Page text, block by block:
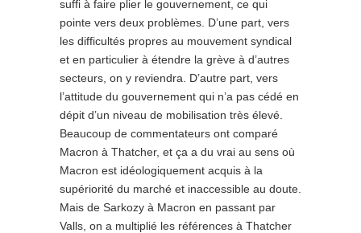
suffi à faire plier le gouvernement, ce qui
pointe vers deux problèmes. D’une part, vers
les difficultés propres au mouvement syndical
et en particulier à étendre la grève à d’autres
secteurs, on y reviendra. D’autre part, vers
l’attitude du gouvernement qui n’a pas cédé en
dépit d’un niveau de mobilisation très élevé.
Beaucoup de commentateurs ont comparé
Macron à Thatcher, et ça a du vrai au sens où
Macron est idéologiquement acquis à la
supériorité du marché et inaccessible au doute.
Mais de Sarkozy à Macron en passant par
Valls, on a multiplié les références à Thatcher